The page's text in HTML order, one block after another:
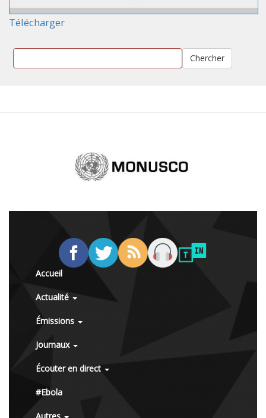
Télécharger
Chercher
Accueil
Actualité
Émissions
Journaux
Écouter en direct
#Ebola